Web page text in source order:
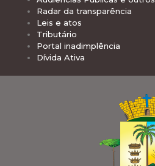
Radar da transparência
Leis e atos
Tributário
Portal inadimplência
Dívida Ativa